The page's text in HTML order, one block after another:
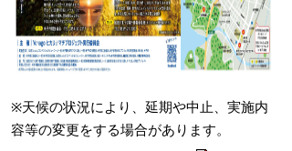
※天候の状況により、延期や中止、実施内
容等の変更をする場合があります。